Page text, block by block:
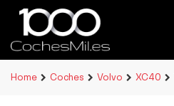
Home Coches Volvo XC40